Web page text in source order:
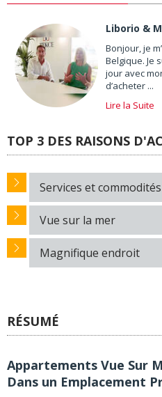
Liborio &
Bonjour, je
Belgique. Je
jour avec
d’acheter ...
Lire la Suite
TOP 3 DES RAISONS
Services et
Vue sur la mer
Magnifique endroit
RÉSUMÉ
Appartements Vue Sur
Dans un Emplacement